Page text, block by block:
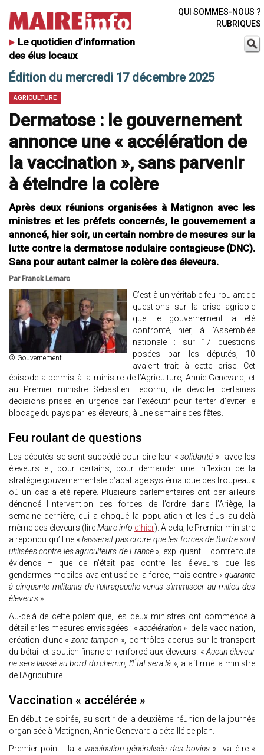
Le quotidien d’information
des élus locaux
QUI SOMMES-NOUS ?
RUBRIQUES
Édition du mercredi 17 décembre 2025
AGRICULTURE
Dermatose : le gouvernement
annonce une « accélération de
la vaccination », sans parvenir
à éteindre la colère
Après deux réunions organisées à Matignon avec les
ministres et les préfets concernés, le gouvernement a
annoncé, hier soir, un certain nombre de mesures sur la
lutte contre la dermatose nodulaire contagieuse (DNC).
Sans pour autant calmer la colère des éleveurs.
Par Franck Lemarc
© Gouvernement
C’est à un véritable feu roulant de
questions sur la crise agricole
que le gouvernement a été
confronté, hier, à l’Assemblée
nationale : sur 17 questions
posées par les députés, 10
avaient trait à cette crise. Cet
épisode a permis à la ministre de l’Agriculture, Annie Genevard, et
au Premier ministre Sébastien Lecornu, de dévoiler certaines
décisions prises en urgence par l’exécutif pour tenter d’éviter le
blocage du pays par les éleveurs, à une semaine des fêtes.
Feu roulant de questions
Les députés se sont succédé pour dire leur «solidarité » avec les
éleveurs et, pour certains, pour demander une inflexion de la
stratégie gouvernementale d’abattage systématique des troupeaux
où un cas a été repéré. Plusieurs parlementaires ont par ailleurs
dénoncé l’intervention des forces de l’ordre dans l’Ariège, la
semaine dernière, qui a choqué la population et les élus au-delà
même des éleveurs (lireMaire info d’hier). À cela, le Premier ministre
a répondu qu’il ne «laisserait pas croire que les forces de l’ordre sont
utilisées contre les agriculteurs de France », expliquant – contre toute
évidence – que ce n’était pas contre les éleveurs que les
gendarmes mobiles avaient usé de la force, mais contre «quarante
à cinquante militants de l’ultragauche venus s’immiscer au milieu des
éleveurs ».
Au-delà de cette polémique, les deux ministres ont commencé à
détailler les mesures envisagées : «accélération » de la vaccination,
création d’une « zone tampon », contrôles accrus sur le transport
du bétail et soutien financier renforcé aux éleveurs. «Aucun éleveur
ne sera laissé au bord du chemin, l’État sera là », a affirmé la ministre
de l’Agriculture.
Vaccination « accélérée »
En début de soirée, au sortir de la deuxième réunion de la journée
organisée à Matignon, Annie Genevard a détaillé ce plan.
Premier point : la « vaccination généralisée des bovins » va être «